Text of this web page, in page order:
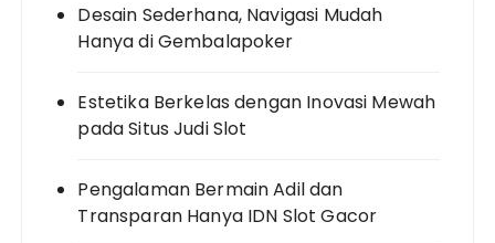
Desain Sederhana, Navigasi Mudah
Hanya di Gembalapoker
Estetika Berkelas dengan Inovasi Mewah
pada Situs Judi Slot
Pengalaman Bermain Adil dan
Transparan Hanya IDN Slot Gacor